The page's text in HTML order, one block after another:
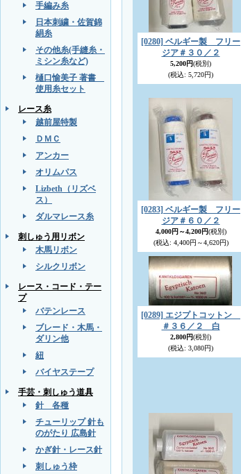
手編み糸
日本刺繍・佐賀錦
絹糸
その他糸(手縫糸・
ミシン糸など)
樋口愉美子 著書
使用糸セット
レース糸
越前屋特製
ＤＭＣ
アンカー
オリムパス
Lizbeth（リズベ
ス）
ダルマレース糸
刺しゅう用リボン
木馬リボン
シルクリボン
レース・コード・テー
プ
バテンレース
ブレード・木馬・
ダリン他
紐
バイヤステープ
手芸・刺しゅう道具
針 各種
チューリップ 針も
のがたり 広島針
かぎ針・レース針
刺しゅう枠
[0280] ベルギー製 フリー
ジア＃３０／２
5,200円(税別)
(税込: 5,720円)
[0283] ベルギー製 フリー
ジア＃６０／２
4,000円～4,200円(税別)
(税込: 4,400円～4,620円)
[0289] エジプトコットン
＃３６／２ 白
2,800円(税別)
(税込: 3,080円)